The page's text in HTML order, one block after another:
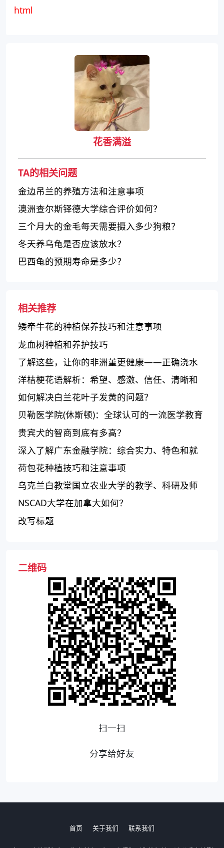
html
花香满溢
TA的相关问题
金边吊兰的养殖方法和注意事项
澳洲查尔斯铎德大学综合评价如何？
三个月大的金毛每天需要摄入多少狗粮？
冬天养乌龟是否应该放水？
巴西龟的预期寿命是多少？
相关推荐
矮牵牛花的种植保养技巧和注意事项
龙血树种植和养护技巧
了解这些，让你的非洲堇更健康——正确浇水
技巧
洋桔梗花语解析：希望、感激、信任、清晰和
远见
如何解决白兰花叶子发黄的问题？
贝勒医学院(休斯顿)：全球认可的一流医学教育
和研究中心
贵宾犬的智商到底有多高？
深入了解广东金融学院：综合实力、特色和就
业前景
荷包花种植技巧和注意事项
乌克兰白教堂国立农业大学的教学、科研及师
资评价
NSCAD大学在加拿大如何？
改写标题
二维码
扫一扫
分享给好友
首页 关于我们 联系我们